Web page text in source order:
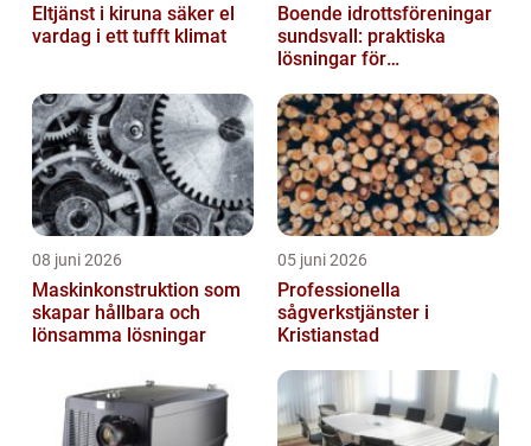
Eltjänst i kiruna säker el
vardag i ett tufft klimat
Boende idrottsföreningar
sundsvall: praktiska
lösningar för
cuphelger
08 juni 2026
Maskinkonstruktion som
skapar hållbara och
lönsamma lösningar
05 juni 2026
Professionella
sågverkstjänster i
Kristianstad